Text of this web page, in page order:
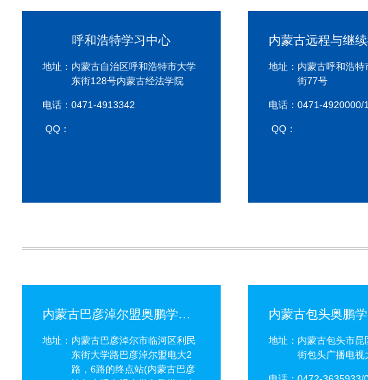
呼和浩特学习中心
地址：内蒙古自治区呼和浩特市大学
东街128号内蒙古经法学院
电话：0471-4913342
QQ：
地址：内蒙古呼和浩特
街77号
电话：0471-4920000/
QQ：
内蒙古巴彦淖尔盟奥鹏学习中心[10]
地址：内蒙古巴彦淖尔市临河区利民
东街大学路巴彦淖尔盟电大2
路，6路的终点站(内蒙古巴彦
地址：内蒙古包头市昆
街包头广播电视